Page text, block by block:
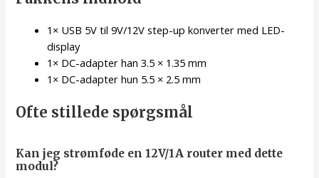
1× USB 5V til 9V/12V step-up konverter med LED-
display
1× DC-adapter han 3.5 × 1.35 mm
1× DC-adapter hun 5.5 × 2.5 mm
Ofte stillede spørgsmål
Kan jeg strømføde en 12V/1A router med dette
modul?